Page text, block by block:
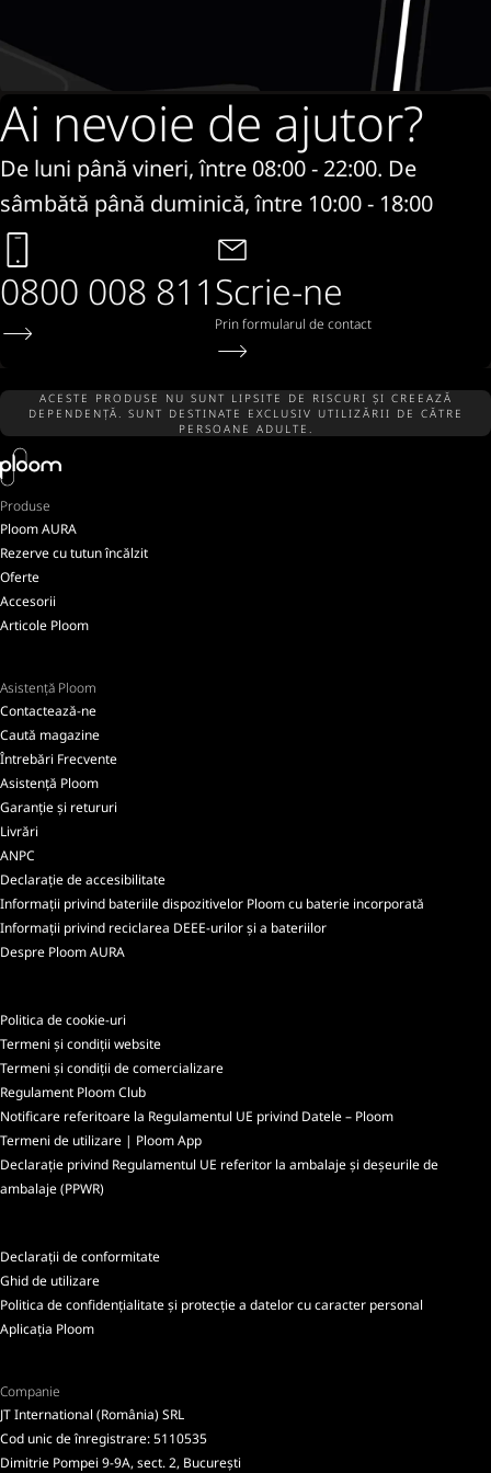
Ai nevoie de ajutor?
De luni până vineri, între 08:00 - 22:00. De
sâmbătă până duminică, între 10:00 - 18:00
0800 008 811Scrie-ne
Prin formularul de contact
ACESTE PRODUSE NU SUNT LIPSITE DE RISCURI ȘI CREEAZĂ
DEPENDENȚĂ. SUNT DESTINATE EXCLUSIV UTILIZĂRII DE CĂTRE
PERSOANE ADULTE.
Produse
Ploom AURA
Rezerve cu tutun încălzit
Oferte
Accesorii
Articole Ploom
Asistență Ploom
Contactează-ne
Caută magazine
Întrebări Frecvente
Asistență Ploom
Garanție și retururi
Livrări
ANPC
Declarație de accesibilitate
Informații privind bateriile dispozitivelor Ploom cu baterie incorporată
Informații privind reciclarea DEEE-urilor și a bateriilor
Despre Ploom AURA
Politica de cookie-uri
Termeni și condiții website
Termeni și condiții de comercializare
Regulament Ploom Club
Notificare referitoare la Regulamentul UE privind Datele – Ploom
Termeni de utilizare | Ploom App
Declarație privind Regulamentul UE referitor la ambalaje și deșeurile de
ambalaje (PPWR)
Declarații de conformitate
Ghid de utilizare
Politica de confidențialitate și protecție a datelor cu caracter personal
Aplicația Ploom
Companie
JT International (România) SRL
Cod unic de înregistrare: 5110535
Dimitrie Pompei 9-9A, sect. 2, București